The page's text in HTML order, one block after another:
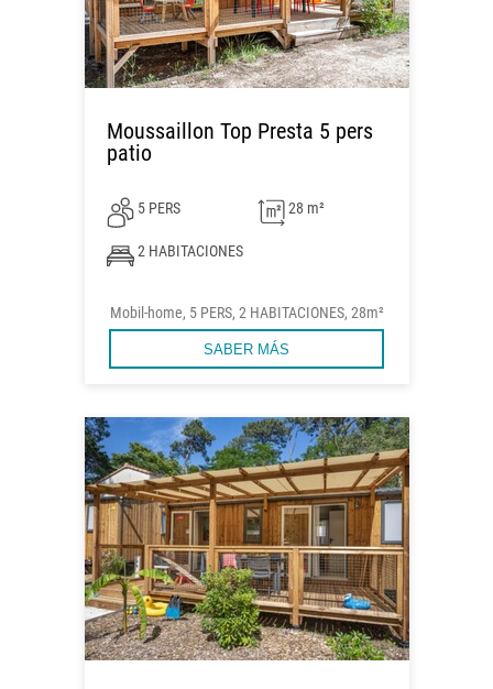
Moussaillon Top Presta 5 pers
patio
5 PERS 28 m²
2 HABITACIONES
Mobil-home, 5 PERS, 2 HABITACIONES, 28m²
SABER MÁS